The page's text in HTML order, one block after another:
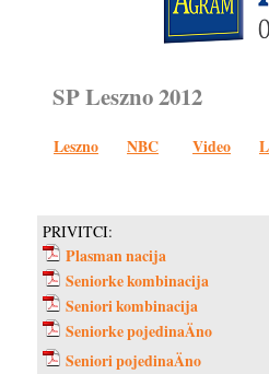
SP Leszno 2012
Leszno NBC Video
PRIVITCI:
Plasman nacija
Seniorke kombinacija
Seniori kombinacija
Seniorke pojedinaÄno
Seniori pojedinaÄno